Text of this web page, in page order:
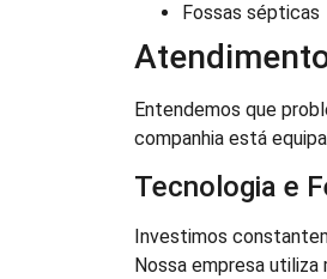
Fossas sépticas
Entendemos que
companhia está
Tecnologia e
Investimos
Nossa empresa